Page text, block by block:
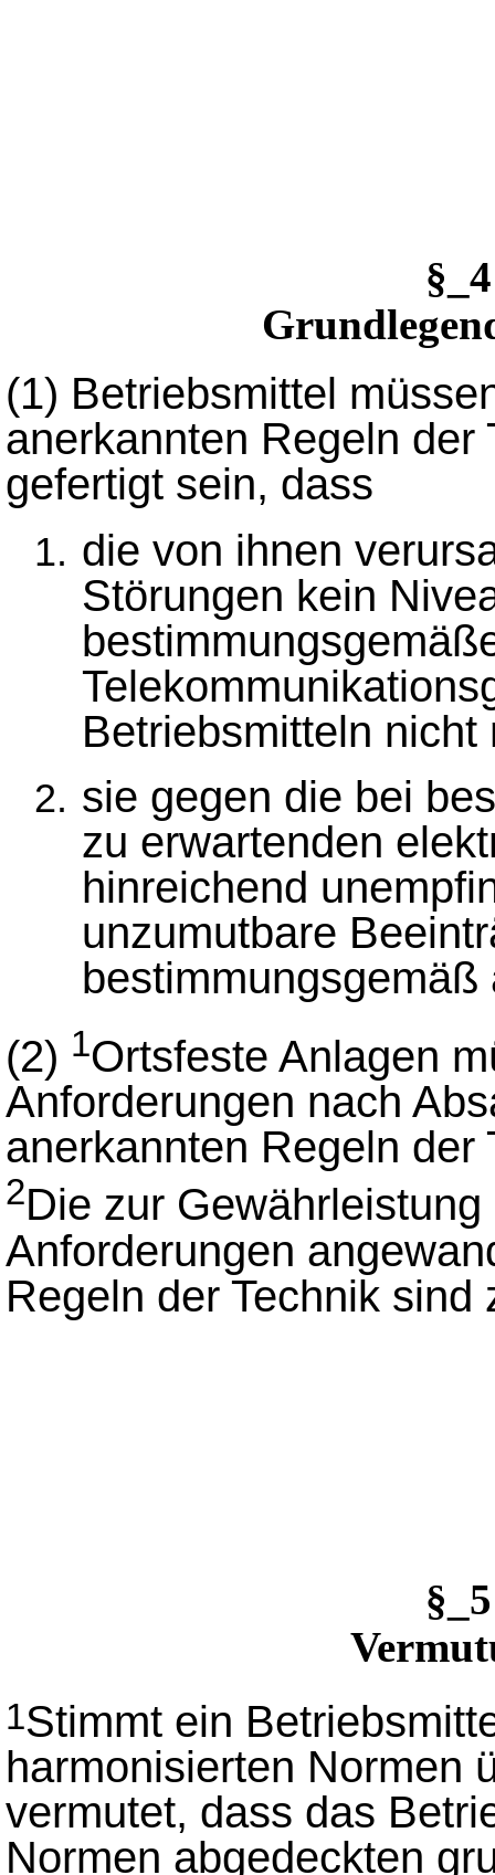
(1) Betriebsmittel
anerkannten Regeln der
gefertigt sein, dass
die von ihnen
Störungen kein
Betriebsmitteln nicht
sie gegen die bei
zu erwartenden
hinreichend
unzumutbare
(2) 1Ortsfeste Anlagen
Anforderungen nach
anerkannten Regeln der
2Die zur
Anforderungen
Regeln der Technik sind
1Stimmt ein
harmonisierten Normen
vermutet, dass das
Normen abgedeckten